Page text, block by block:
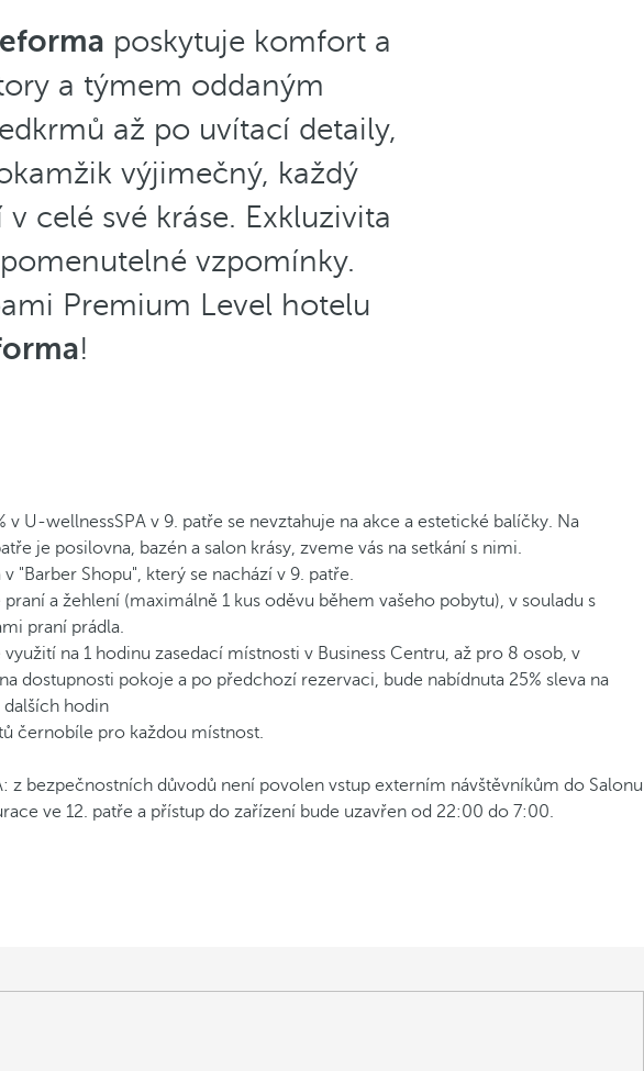
poskytuje komfort a
a týmem oddaným
až po uvítací detaily,
výjimečný, každý
celé své kráse. Exkluzivita
vzpomínky.
Premium Level hotelu
!
v U-wellnessSPA v 9. patře se nevztahuje na akce a estetické balíčky. Na
je posilovna, bazén a salon krásy, zveme vás na setkání s nimi.
v "Barber Shopu", který se nachází v 9. patře.
praní a žehlení (maximálně 1 kus oděvu během vašeho pobytu), v souladu s
praní prádla.
využití na 1 hodinu zasedací místnosti v Business Centru, až pro 8 osob, v
dostupnosti pokoje a po předchozí rezervaci, bude nabídnuta 25% sleva na
hodin
černobíle pro každou místnost.
z bezpečnostních důvodů není povolen vstup externím návštěvníkům do Salonu
ve 12. patře a přístup do zařízení bude uzavřen od 22:00 do 7:00.